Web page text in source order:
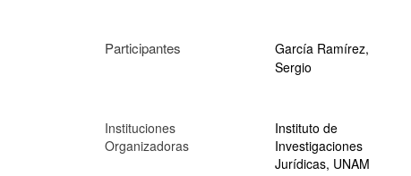
Participantes
García Ramírez,
Sergio
Instituciones
Organizadoras
Instituto de
Investigaciones
Jurídicas, UNAM